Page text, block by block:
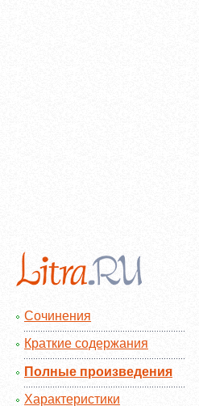
Сочинения
Краткие содержания
Полные произведения
Характеристики